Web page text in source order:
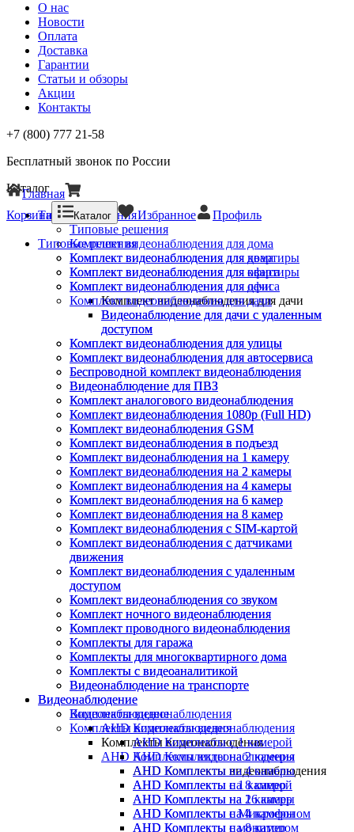
О нас
Новости
Оплата
Доставка
Гарантии
Статьи и обзоры
Акции
Контакты
+7 (800) 777 21-58
Бесплатный звонок по России
Каталог
Типовые решения
Типовые решения
Комплект видеонаблюдения для дома
Комплект видеонаблюдения для квартиры
Комплект видеонаблюдения для офиса
Комплект видеонаблюдения для дачи
Комплект видеонаблюдения для дачи
Видеонаблюдение для дачи с удаленным
доступом
Комплект видеонаблюдения для улицы
Комплект видеонаблюдения для автосервиса
Беспроводной комплект видеонаблюдения
Видеонаблюдение для ПВЗ
Комплект аналогового видеонаблюдения
Комплект видеонаблюдения 1080p (Full HD)
Комплект видеонаблюдения GSM
Комплект видеонаблюдения в подъезд
Комплект видеонаблюдения на 1 камеру
Комплект видеонаблюдения на 2 камеры
Комплект видеонаблюдения на 4 камеры
Комплект видеонаблюдения на 6 камер
Комплект видеонаблюдения на 8 камер
Комплект видеонаблюдения с SIM-картой
Комплект видеонаблюдения с датчиками
движения
Комплект видеонаблюдения с удаленным
доступом
Комплект видеонаблюдения со звуком
Комплект ночного видеонаблюдения
Комплект проводного видеонаблюдения
Комплекты для гаража
Комплекты для многоквартирного дома
Комплекты с видеоаналитикой
Видеонаблюдение на транспорте
Видеонаблюдение
Видеонаблюдение
Комплекты видеонаблюдения
Комплекты видеонаблюдения
AHD Комплекты видеонаблюдения
AHD Комплекты видеонаблюдения
AHD Комплекты с 1 камерой
AHD Комплекты на 2 камеры
AHD Комплекты на 4 камеры
AHD Комплекты на 8 камер
Главная
Корзина
Каталог Избранное Профиль
Типовые решения
Комплект видеонаблюдения для дома
Комплект видеонаблюдения для квартиры
Комплект видеонаблюдения для офиса
Комплект видеонаблюдения для дачи
Видеонаблюдение для дачи с удаленным
доступом
Комплект видеонаблюдения для улицы
Комплект видеонаблюдения для автосервиса
Беспроводной комплект видеонаблюдения
Видеонаблюдение для ПВЗ
Комплект аналогового видеонаблюдения
Комплект видеонаблюдения 1080p (Full HD)
Комплект видеонаблюдения GSM
Комплект видеонаблюдения в подъезд
Комплект видеонаблюдения на 1 камеру
Комплект видеонаблюдения на 2 камеры
Комплект видеонаблюдения на 4 камеры
Комплект видеонаблюдения на 6 камер
Комплект видеонаблюдения на 8 камер
Комплект видеонаблюдения с SIM-картой
Комплект видеонаблюдения с датчиками
движения
Комплект видеонаблюдения с удаленным
доступом
Комплект видеонаблюдения со звуком
Комплект ночного видеонаблюдения
Комплект проводного видеонаблюдения
Комплекты для гаража
Комплекты для многоквартирного дома
Комплекты с видеоаналитикой
Видеонаблюдение на транспорте
Видеонаблюдение
Комплекты видеонаблюдения
AHD Комплекты видеонаблюдения
AHD Комплекты с 1 камерой
AHD Комплекты на 2 камеры
AHD Комплекты на 4 камеры
AHD Комплекты на 8 камер
AHD Комплекты на 16 камер
AHD Комплекты с Микрофоном
AHD Комплекты с монитором